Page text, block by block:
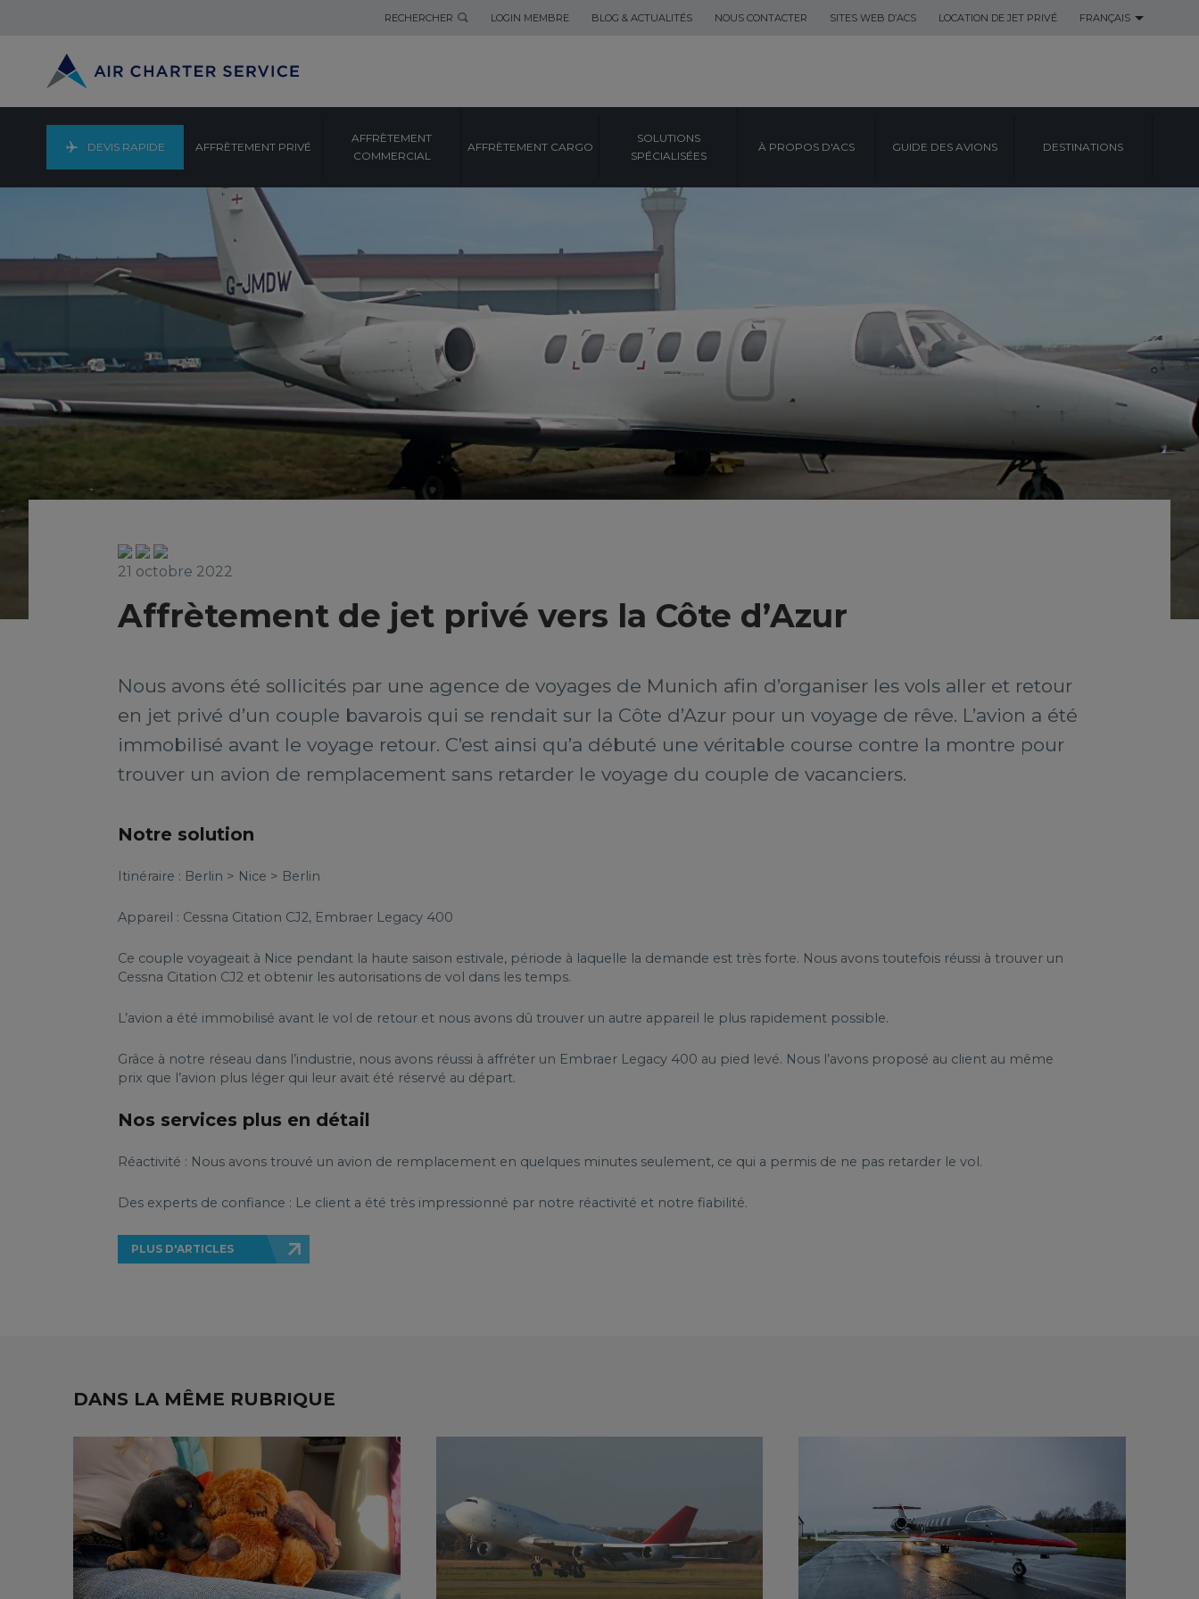
RECHERCHER LOGIN MEMBRE BLOG & ACTUALITÉS NOUS CONTACTER SITES WEB D’ACS LOCATION DE JET PRIVÉ FRANÇAIS
DEVIS RAPIDE AFFRÈTEMENT PRIVÉ
AFFRÈTEMENT
COMMERCIAL
AFFRÈTEMENT CARGO
SOLUTIONS
SPÉCIALISÉES
À PROPOS D'ACS GUIDE DES AVIONS DESTINATIONS
21 octobre 2022
Affrètement de jet privé vers la Côte d’Azur
Nous avons été sollicités par une agence de voyages de Munich afin d’organiser les vols aller et retour
en jet privé d’un couple bavarois qui se rendait sur la Côte d’Azur pour un voyage de rêve. L’avion a été
immobilisé avant le voyage retour. C’est ainsi qu’a débuté une véritable course contre la montre pour
trouver un avion de remplacement sans retarder le voyage du couple de vacanciers.
Notre solution
Itinéraire : Berlin > Nice > Berlin
Appareil : Cessna Citation CJ2, Embraer Legacy 400
Ce couple voyageait à Nice pendant la haute saison estivale, période à laquelle la demande est très forte. Nous avons toutefois réussi à trouver un
Cessna Citation CJ2 et obtenir les autorisations de vol dans les temps.
L’avion a été immobilisé avant le vol de retour et nous avons dû trouver un autre appareil le plus rapidement possible.
Grâce à notre réseau dans l’industrie, nous avons réussi à affréter un Embraer Legacy 400 au pied levé. Nous l’avons proposé au client au même
prix que l’avion plus léger qui leur avait été réservé au départ.
Nos services plus en détail
Réactivité : Nous avons trouvé un avion de remplacement en quelques minutes seulement, ce qui a permis de ne pas retarder le vol.
Des experts de confiance : Le client a été très impressionné par notre réactivité et notre fiabilité.
PLUS D'ARTICLES
DANS LA MÊME RUBRIQUE